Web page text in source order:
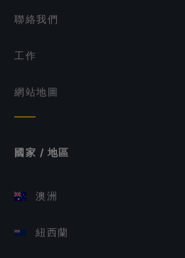
聯絡我們
工作
網站地圖
國家 / 地區
澳洲
紐西蘭